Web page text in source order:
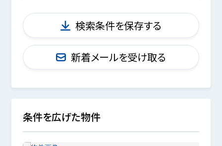
検索条件を保存する
新着メールを受け取る
条件を広げた物件